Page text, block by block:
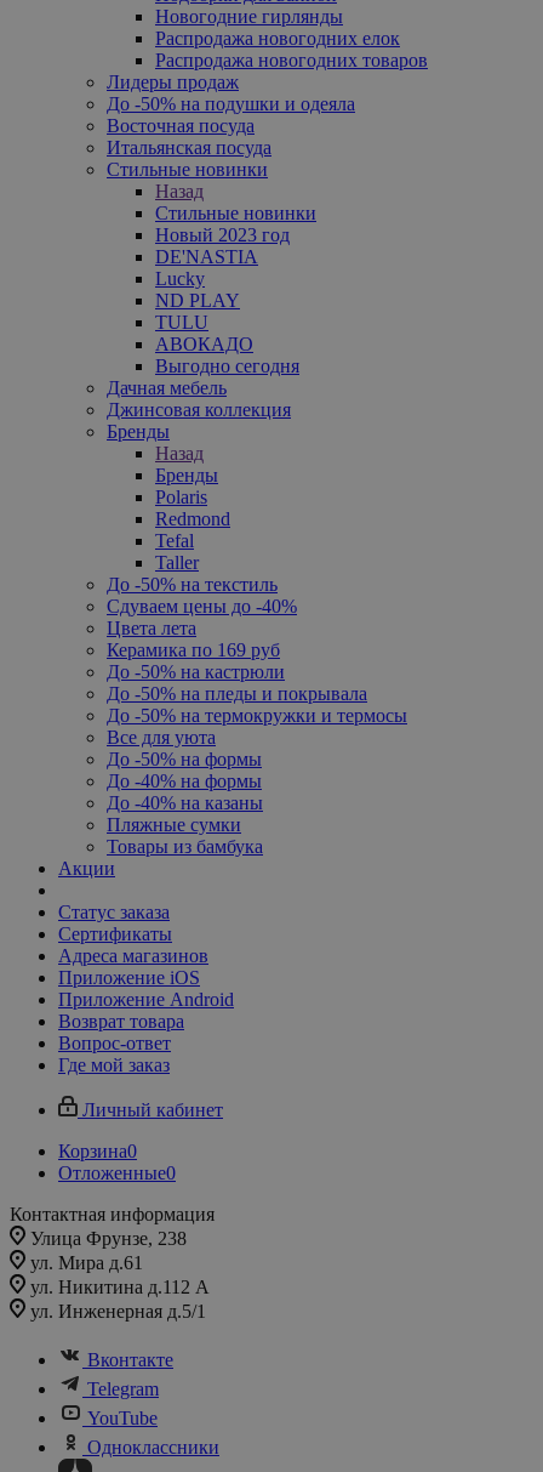
Новогодние гирлянды
Распродажа новогодних елок
Распродажа новогодних товаров
Лидеры продаж
До -50% на подушки и одеяла
Восточная посуда
Итальянская посуда
Стильные новинки
Назад
Стильные новинки
Новый 2023 год
DE'NASTIA
Lucky
ND PLAY
TULU
АВОКАДО
Выгодно сегодня
Дачная мебель
Джинсовая коллекция
Бренды
Назад
Бренды
Polaris
Redmond
Tefal
Taller
До -50% на текстиль
Сдуваем цены до -40%
Цвета лета
Керамика по 169 руб
До -50% на кастрюли
До -50% на пледы и покрывала
До -50% на термокружки и термосы
Все для уюта
До -50% на формы
До -40% на формы
До -40% на казаны
Пляжные сумки
Товары из бамбука
Акции
Статус заказа
Сертификаты
Адреса магазинов
Приложение iOS
Приложение Android
Возврат товара
Вопрос-ответ
Где мой заказ
Личный кабинет
Корзина0
Отложенные0
Контактная информация
Улица Фрунзе, 238​
ул. Мира д.61
ул. Никитина д.112 А
ул. Инженерная д.5/1
Вконтакте
Telegram
YouTube
Одноклассники